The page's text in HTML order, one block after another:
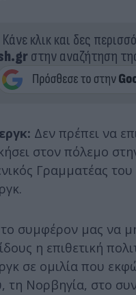
Κάνε κλικ και δες
στην αναζήτηση
Δεν πρέπει να
στον πόλεμο
Γραμματέας
το συμφέρον μας να
η επιθετική
σε ομιλία που
τη Νορβηγία, στο